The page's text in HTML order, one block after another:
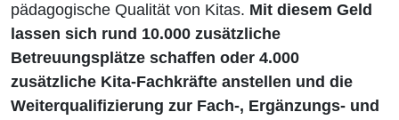
pädagogische Qualität von Kitas. Mit diesem Geld
lassen sich rund 10.000 zusätzliche
Betreuungsplätze schaffen oder 4.000
zusätzliche Kita-Fachkräfte anstellen und die
Weiterqualifizierung zur Fach-, Ergänzungs- und